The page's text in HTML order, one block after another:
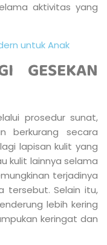
aktivitas yang
untuk Anak
GESEKAN
prosedur sunat,
berkurang secara
lapisan kulit yang
kulit lainnya selama
terjadinya
tersebut. Selain itu,
lebih kering
keringat dan